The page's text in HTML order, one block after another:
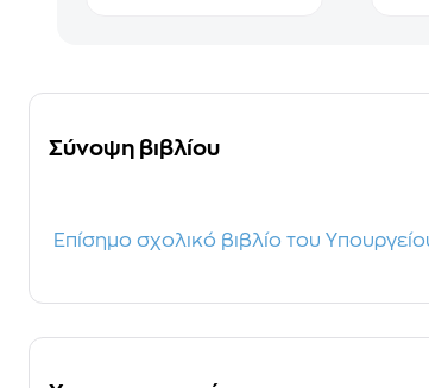
Σύνοψη βιβλίου
Επίσημο σχολικό βιβλίο του